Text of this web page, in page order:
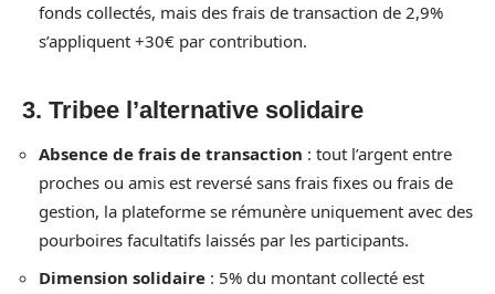
fonds collectés, mais des frais de transaction de 2,9%
s’appliquent +30€ par contribution.
3. Tribee l’alternative solidaire
Absence de frais de transaction : tout l’argent entre
proches ou amis est reversé sans frais fixes ou frais de
gestion, la plateforme se rémunère uniquement avec des
pourboires facultatifs laissés par les participants.
Dimension solidaire : 5% du montant collecté est